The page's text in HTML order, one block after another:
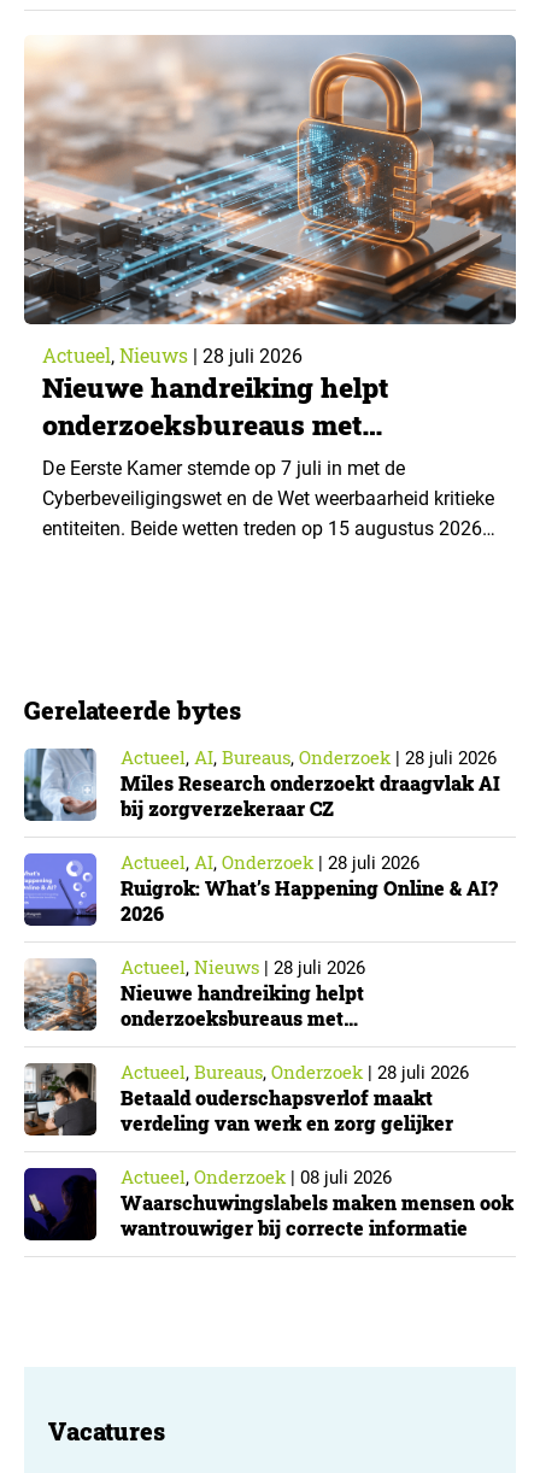
van What’s Happening Online & AI? 2026, het
jaarlijkse trendrapport van Ruigrok onderzoek &
advies over…
Actueel, Nieuws | 28 juli 2026
Nieuwe handreiking helpt
onderzoeksbureaus met
Cyberbeveiligingswet
De Eerste Kamer stemde op 7 juli in met de
Cyberbeveiligingswet en de Wet weerbaarheid kritieke
entiteiten. Beide wetten treden op 15 augustus 2026
onderzoeksorganisatie. De toepasselijkheid…
Gerelateerde bytes
Actueel, AI, Bureaus, Onderzoek| 28 juli 2026
Miles Research onderzoekt draagvlak AI
bij zorgverzekeraar CZ
Actueel, AI, Onderzoek| 28 juli 2026
Ruigrok: What’s Happening Online & AI?
2026
Actueel, Nieuws | 28 juli 2026
Nieuwe handreiking helpt
onderzoeksbureaus met
Cyberbeveiligingswet
Actueel, Bureaus, Onderzoek| 28 juli 2026
Betaald ouderschapsverlof maakt
verdeling van werk en zorg gelijker
Actueel, Onderzoek| 08 juli 2026
Waarschuwingslabels maken mensen ook
wantrouwiger bij correcte informatie
Vacatures